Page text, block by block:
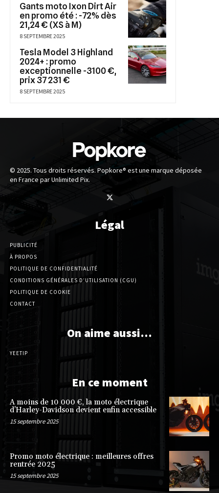
Gants moto Ixon Dirt Air
en promo été : -72% dès
21,24 € (XS à M)
8 SEPTEMBRE 2025
Tesla Model 3 Highland
2024+ : promo
exceptionnelle -3100 €,
prix 37 231 €
8 SEPTEMBRE 2025
© 2025. Tous droits réservés. Popkore® est une marque déposée
en France par Unlimited Pix.
Légal
PUBLICITÉ
À PROPOS
POLITIQUE DE CONFIDENTIALITÉ
CONDITIONS GÉNÉRALES D’UTILISATION (CGU)
POLITIQUE DE COOKIE
CONTACT
On aime aussi…
YEETIP
En ce moment
A moins de 10 000 €, la moto électrique
d’Harley-Davidson devient enfin accessible
15 septembre 2025
Promo moto électrique : meilleures offres
rentrée 2025
15 septembre 2025